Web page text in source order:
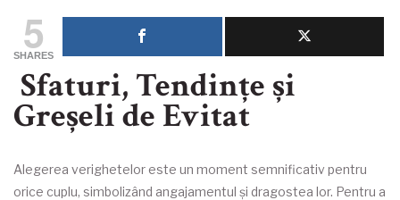
5
SHARES
Sfaturi, Tendințe și
Greșeli de Evitat
Alegerea verighetelor este un moment semnificativ pentru
orice cuplu, simbolizând angajamentul și dragostea lor. Pentru a